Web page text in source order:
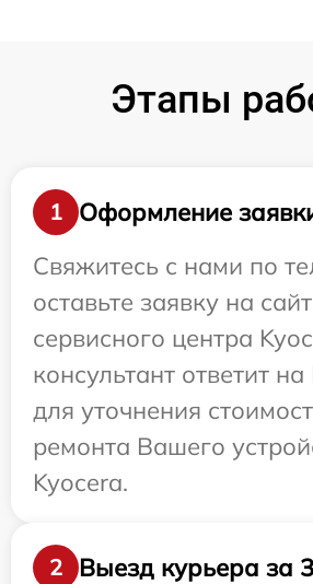
Этапы
1
Оформление
Свяжитесь с нами по
оставьте заявку на
сервисного центра
консультант ответит
для уточнения
ремонта Вашего
Kyocera.
2
Выезд курьера за